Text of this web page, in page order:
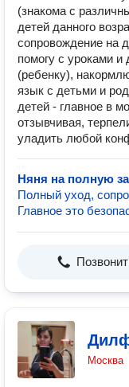
(знакома с
детей данного
сопровождение на
помогу с уроками
(ребенку),
язык с детьми и
детей - главное в
отзывчивая,
уладить любой
Няня на полную
Полный уход,
Главное это
Москва